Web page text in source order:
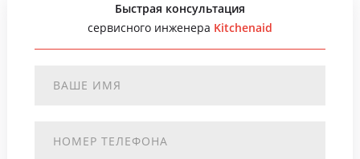
Быстрая консультация
сервисного инженера Kitchenaid